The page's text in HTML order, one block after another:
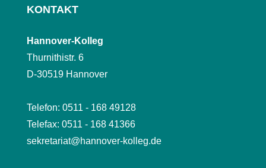
KONTAKT
Hannover-Kolleg
Thurnithistr. 6
D-30519 Hannover
Telefon: 0511 - 168 49128
Telefax: 0511 - 168 41366
sekretariat@hannover-kolleg.de